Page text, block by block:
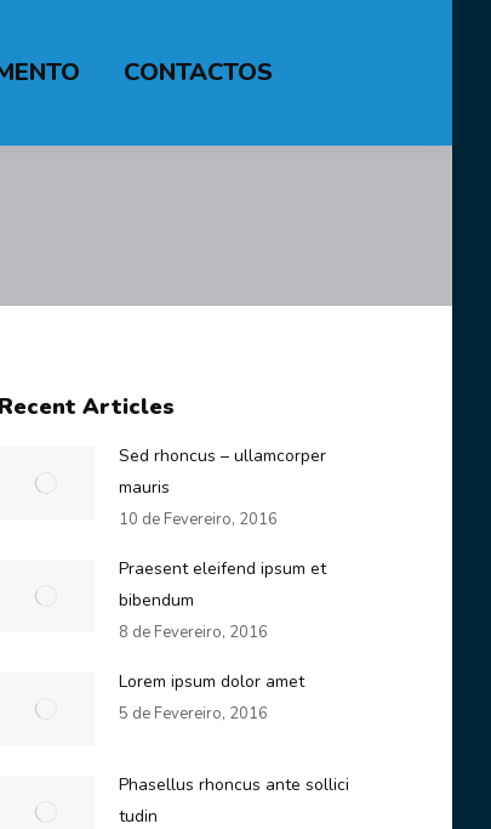
CONTACTOS
Recent Articles
Sed rhoncus – ullamcorper
mauris
10 de Fevereiro, 2016
Praesent eleifend ipsum et
bibendum
8 de Fevereiro, 2016
Lorem ipsum dolor amet
5 de Fevereiro, 2016
Phasellus rhoncus ante sollici
tudin